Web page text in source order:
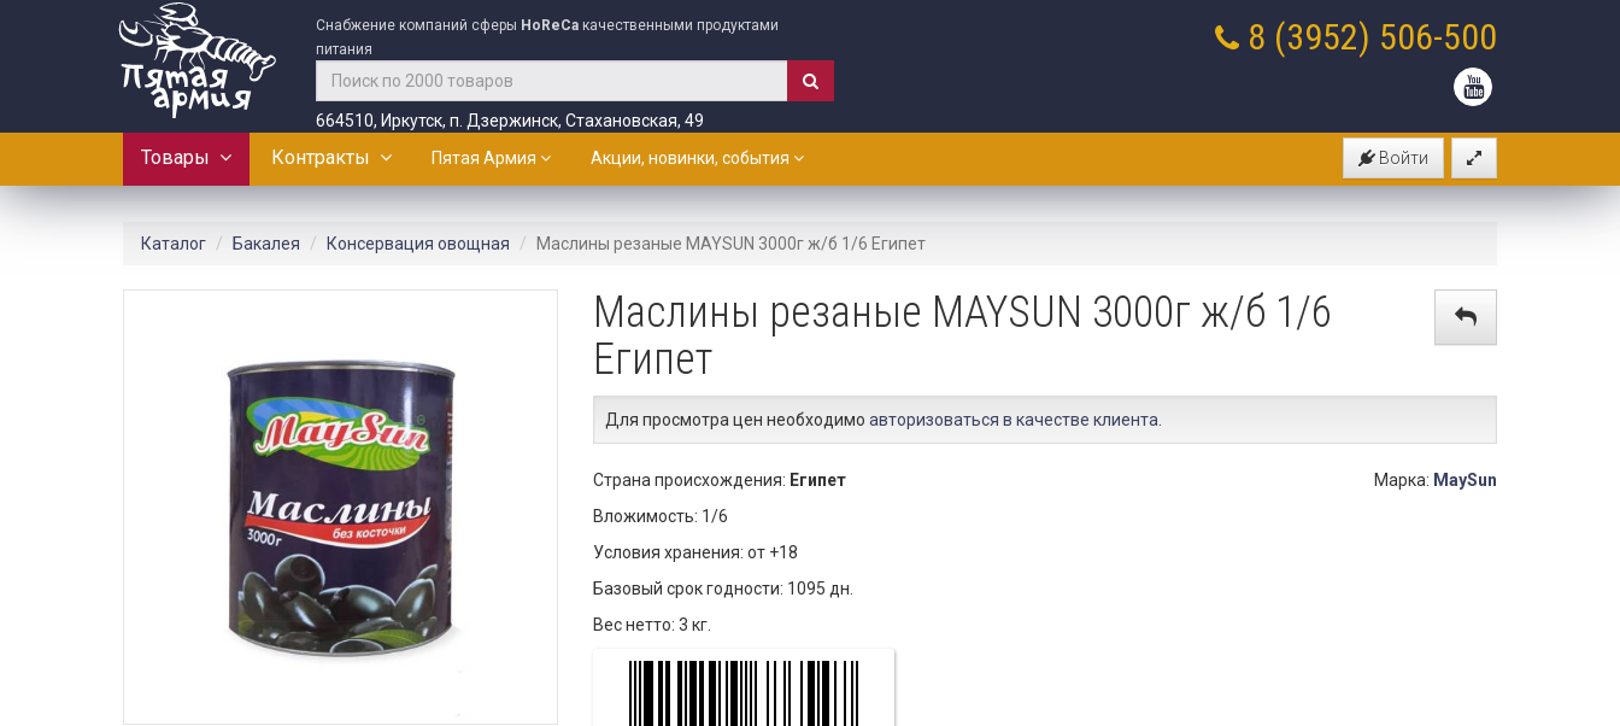
Снабжение компаний сферы HoReCa качественными продуктами
питания
664510, Иркутск, п. Дзержинск, Стахановская, 49
8 (3952) 506-500
Войти
Товары Контракты Пятая Армия Акции, новинки, события
Каталог Бакалея Консервация овощная Маслины резаные MAYSUN 3000г ж/б 1/6 Египет
Маслины резаные MAYSUN 3000г ж/б 1/6
Египет
Для просмотра цен необходимо авторизоваться в качестве клиента
Страна происхождения: Египет
Вложимость: 1/6
Условия хранения: от +18
Базовый срок годности: 1095 дн.
Вес нетто: 3 кг.
Марка: MaySun